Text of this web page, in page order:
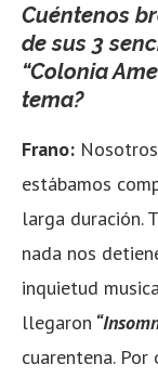
Cuéntenos
de sus 3
“Colonia
tema?
Frano:
estábamos
larga duración.
nada nos
inquietud
llegaron
cuarentena.